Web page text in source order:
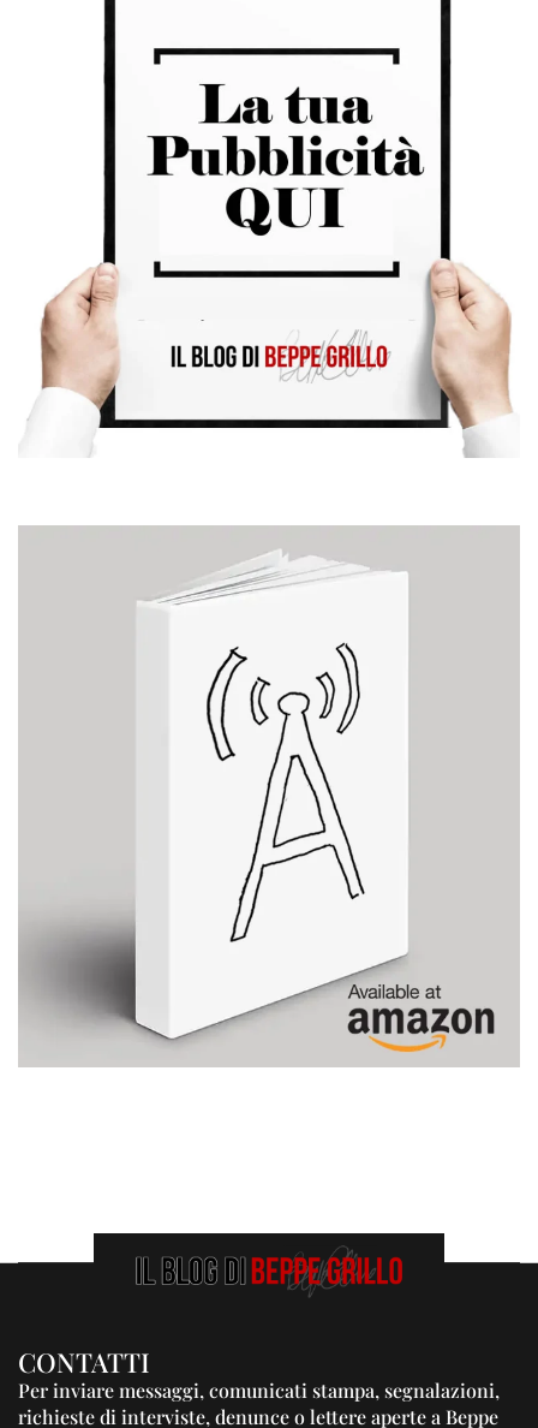
CONTATTI
Per inviare messaggi, comunicati stampa, segnalazioni,
richieste di interviste, denunce o lettere aperte a Beppe